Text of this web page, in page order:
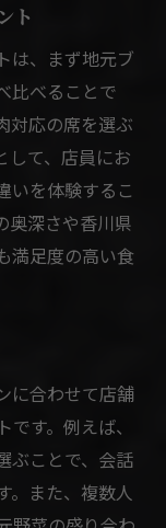
なお店
しむ方法
時間
リット
きる理由
するコツ
い方法
ト
は、まず地元ブ
比べることで
対応の席を選ぶ
して、店員にお
いを体験するこ
奥深さや香川県
満足度の高い食
に合わせて店舗
す。例えば、
ぶことで、会話
。また、複数人